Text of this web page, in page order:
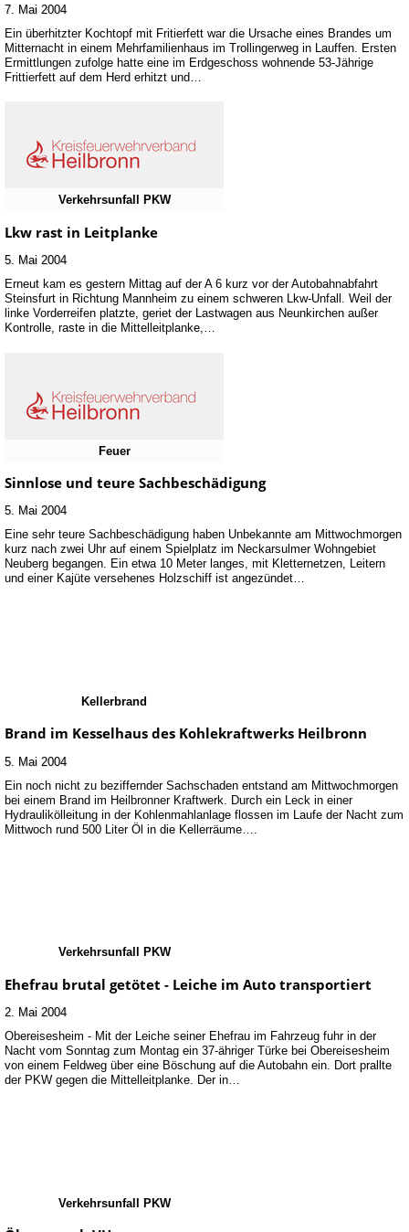
7. Mai 2004
Ein überhitzter Kochtopf mit Fritierfett war die Ursache eines Brandes um
Mitternacht in einem Mehrfamilienhaus im Trollingerweg in Lauffen. Ersten
Ermittlungen zufolge hatte eine im Erdgeschoss wohnende 53-Jährige
Frittierfett auf dem Herd erhitzt und…
Verkehrsunfall PKW
Lkw rast in Leitplanke
5. Mai 2004
Erneut kam es gestern Mittag auf der A 6 kurz vor der Autobahnabfahrt
Steinsfurt in Richtung Mannheim zu einem schweren Lkw-Unfall. Weil der
linke Vorderreifen platzte, geriet der Lastwagen aus Neunkirchen außer
Kontrolle, raste in die Mittelleitplanke,…
Feuer
Sinnlose und teure Sachbeschädigung
5. Mai 2004
Eine sehr teure Sachbeschädigung haben Unbekannte am Mittwochmorgen
kurz nach zwei Uhr auf einem Spielplatz im Neckarsulmer Wohngebiet
Neuberg begangen. Ein etwa 10 Meter langes, mit Kletternetzen, Leitern
und einer Kajüte versehenes Holzschiff ist angezündet…
Kellerbrand
Brand im Kesselhaus des Kohlekraftwerks Heilbronn
5. Mai 2004
Ein noch nicht zu beziffernder Sachschaden entstand am Mittwochmorgen
bei einem Brand im Heilbronner Kraftwerk. Durch ein Leck in einer
Hydraulikölleitung in der Kohlenmahlanlage flossen im Laufe der Nacht zum
Mittwoch rund 500 Liter Öl in die Kellerräume….
Verkehrsunfall PKW
Ehefrau brutal getötet - Leiche im Auto transportiert
2. Mai 2004
Obereisesheim - Mit der Leiche seiner Ehefrau im Fahrzeug fuhr in der
Nacht vom Sonntag zum Montag ein 37-ähriger Türke bei Obereisesheim
von einem Feldweg über eine Böschung auf die Autobahn ein. Dort prallte
der PKW gegen die Mittelleitplanke. Der in…
Verkehrsunfall PKW